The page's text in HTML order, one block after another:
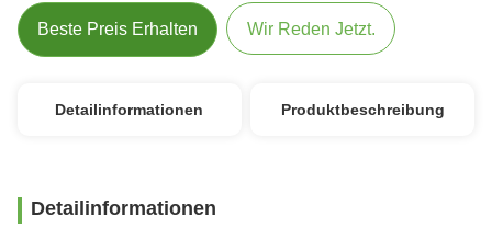
Beste Preis Erhalten Wir Reden Jetzt.
Detailinformationen Produktbeschreibung
Detailinformationen